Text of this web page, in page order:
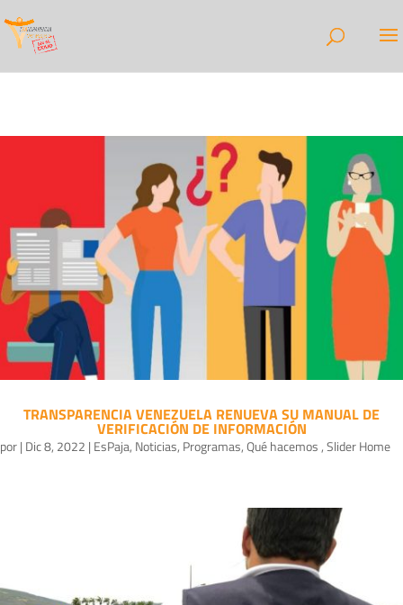
TRANSPARENCIA VENEZUELA RENUEVA SU MANUAL DE
VERIFICACIÓN DE INFORMACIÓN
por| Dic 8, 2022 | EsPaja, Noticias, Programas,Qué hacemos ,Slider Home